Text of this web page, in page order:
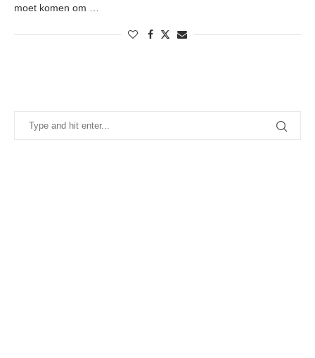
moet komen om …